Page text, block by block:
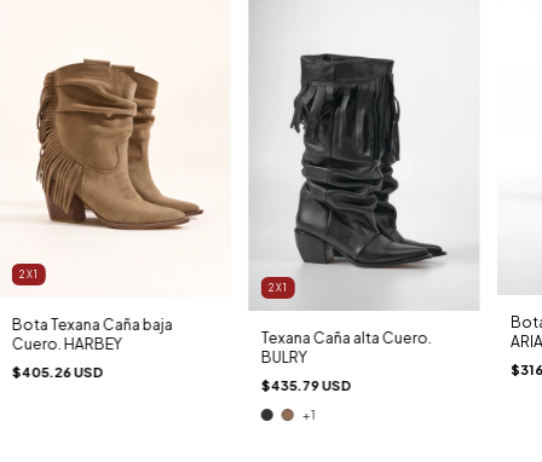
2X1
Bota Texana Caña baja
Cuero. HARBEY
$405.26 USD
2X1
Texana Caña alta Cuero.
BULRY
$435.79 USD
+1